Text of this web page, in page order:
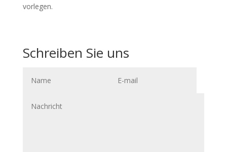
vorlegen.
Schreiben Sie uns